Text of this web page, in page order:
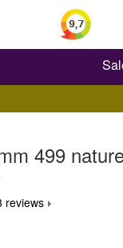
Zoeken
499
reviews